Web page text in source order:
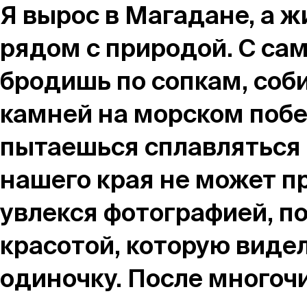
Контакты
ГалереяОтзывыFAQ
+7 925 836 16 98
info@powerofterritory.ru
Я вырос в Магадане, а
рядом с природой. С
бродишь по сопкам,
камней на морском
пытаешься
нашего края не может
увлекся фотографией,
красотой, которую
одиночку. После